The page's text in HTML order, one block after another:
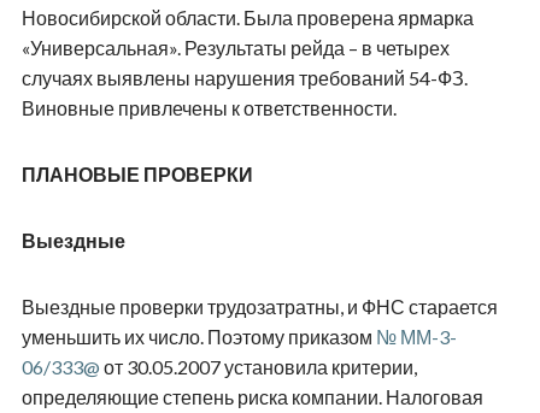
Новосибирской области. Была проверена ярмарка
«Универсальная». Результаты рейда – в четырех
случаях выявлены нарушения требований 54-ФЗ.
Виновные привлечены к ответственности.
ПЛАНОВЫЕ ПРОВЕРКИ
Выездные
Выездные проверки трудозатратны, и ФНС старается
уменьшить их число. Поэтому приказом № ММ-3-
06/333@ от 30.05.2007 установила критерии,
определяющие степень риска компании. Налоговая